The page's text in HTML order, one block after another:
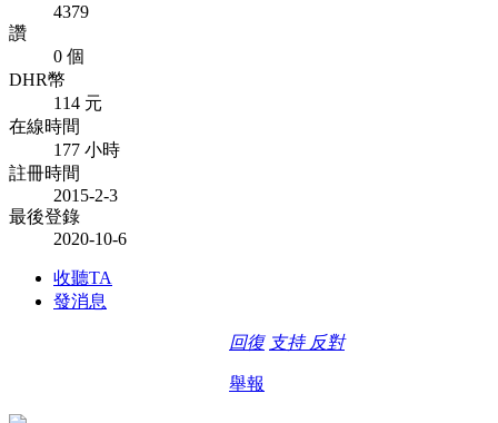
4379
讚
0 個
DHR幣
114 元
在線時間
177 小時
註冊時間
2015-2-3
最後登錄
2020-10-6
收聽TA
發消息
回復 支持 反對
舉報